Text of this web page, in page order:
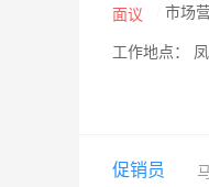
面议 市场
工作地点：
促销员